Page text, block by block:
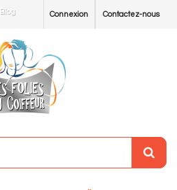
Contactez-nous
Connexion
Blog